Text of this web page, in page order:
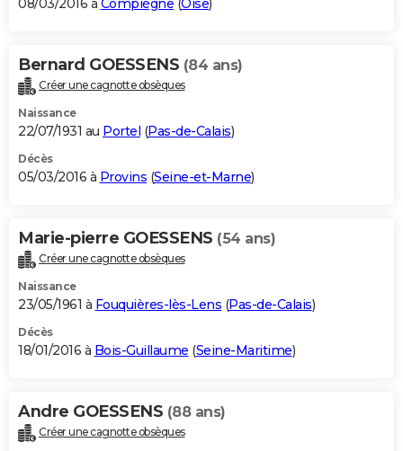
08/03/2016 à Compiègne (Oise)
Bernard GOESSENS (84 ans)
Créer une cagnotte obsèques
Naissance
22/07/1931 au Portel (Pas-de-Calais)
Décès
05/03/2016 à Provins (Seine-et-Marne)
Marie-pierre GOESSENS (54 ans)
Créer une cagnotte obsèques
Naissance
23/05/1961 à Fouquières-lès-Lens (Pas-de-Calais)
Décès
18/01/2016 à Bois-Guillaume (Seine-Maritime)
Andre GOESSENS (88 ans)
Créer une cagnotte obsèques